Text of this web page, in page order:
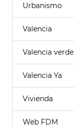
Urbanismo
Valencia
Valencia verde
Valencia Ya
Vivienda
Web FDM